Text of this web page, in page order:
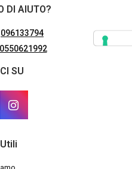
DI AIUTO?
096133794
0550621992
SU